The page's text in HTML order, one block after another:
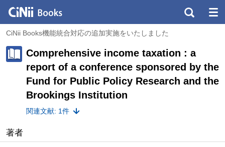
CiNii Books機能統合対応の追加実施をいたしました
Comprehensive income taxation : a
report of a conference sponsored by the
Fund for Public Policy Research and the
Brookings Institution
関連文献: 1件
著者